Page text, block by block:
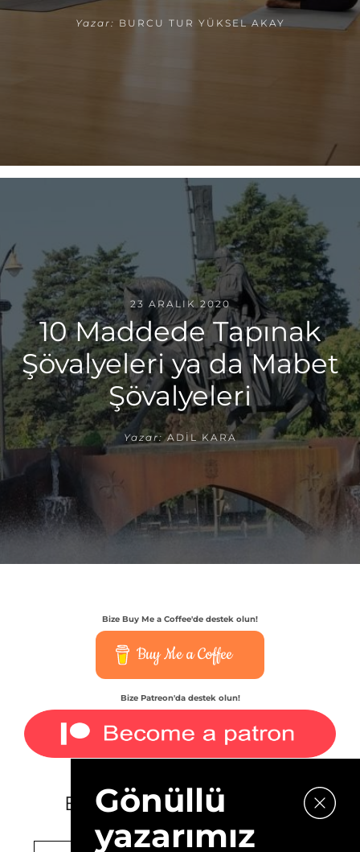
Yazar: BURCU TUR YÜKSEL AKAY
23 ARALIK 2020
10 Maddede Tapınak
Şövalyeleri ya da Mabet
Şövalyeleri
Yazar: ADIL KARA
Bize Buy Me a Coffee'de destek olun!
Buy Me a Coffee
Bize Patreon'da destek olun!
E-bültenimize kaydolun.
Gönüllü
yazarımız